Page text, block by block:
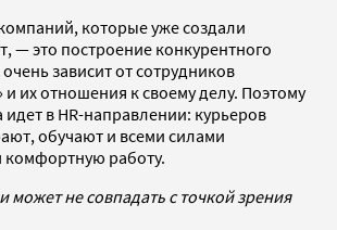
которые уже создали
— это построение конкурентного
зависит от сотрудников
и их отношения к своему делу. Поэтому
идет в HR-направлении: курьеров
обучают и всеми силами
работу.
может не совпадать с точкой зрения